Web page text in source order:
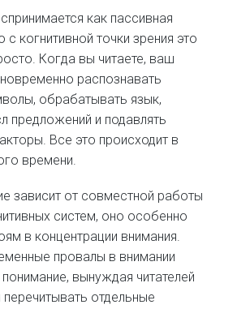
как пассивная
с когнитивной точки зрения это
Когда вы читаете, ваш
распознавать
обрабатывать язык,
предложений и подавлять
Все это происходит в
времени.
зависит от совместной работы
систем, оно особенно
в концентрации внимания.
провалы в внимании
вынуждая читателей
отдельные